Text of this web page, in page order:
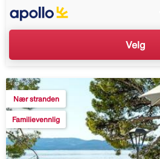
Velg
Nær stranden
Familievennlig